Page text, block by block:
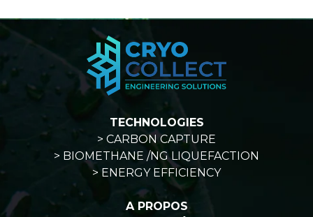
TECHNOLOGIES
> CARBON CAPTURE
> BIOMETHANE /NG LIQUEFACTION
> ENERGY EFFICIENCY
A PROPOS